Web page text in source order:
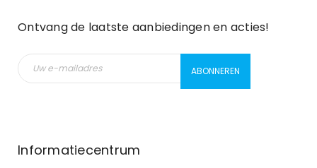
Ontvang de laatste aanbiedingen en acties!
Informatiecentrum